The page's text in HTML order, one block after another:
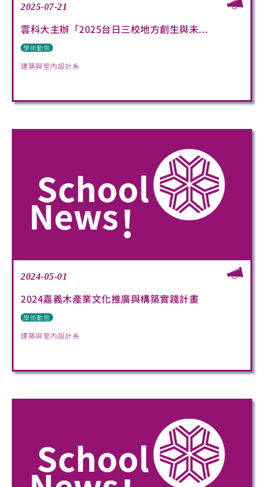
2025-07-21
雲科大主辦「2025台日三校地方創生與未...
學術動態
建築與室內設計系
2024-05-01
2024嘉義木產業文化推廣與構築實踐計畫
學術動態
建築與室內設計系